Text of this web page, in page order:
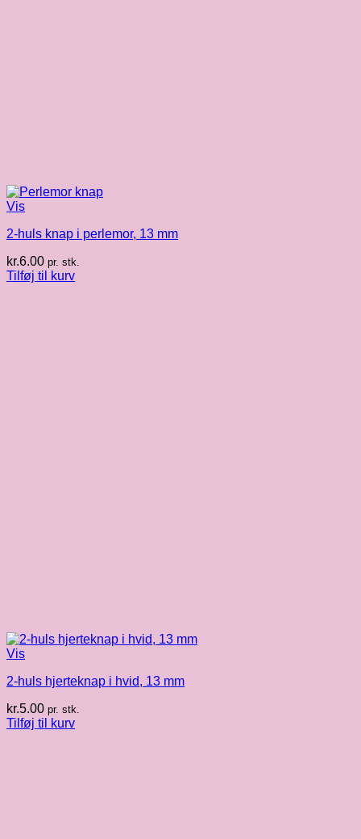
Vis
2-huls knap i perlemor, 13 mm
kr.6.00 pr. stk.
Tilføj til kurv
Vis
2-huls hjerteknap i hvid, 13 mm
kr.5.00 pr. stk.
Tilføj til kurv